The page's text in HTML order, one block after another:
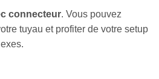
connecteur. Vous pouvez
tuyau et profiter de votre setup